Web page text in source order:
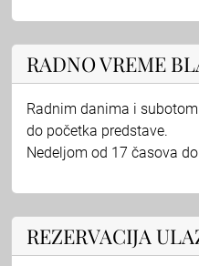
RADNO VREME
Radnim danima i
do početka predstave.
Nedeljom od 17 časova
REZERVACIJA